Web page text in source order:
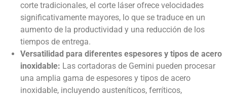
corte tradicionales, el corte láser ofrece velocidades
significativamente mayores, lo que se traduce en un
aumento de la productividad y una reducción de los
tiempos de entrega.
Versatilidad para diferentes espesores y tipos de acero
inoxidable: Las cortadoras de Gemini pueden procesar
una amplia gama de espesores y tipos de acero
inoxidable, incluyendo austeníticos, ferríticos,